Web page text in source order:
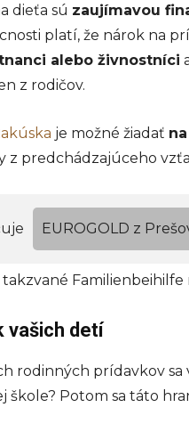
dieťa sú zaujímavou
platí, že nárok na
alebo živnostníci
z rodičov.
je možné žiadať
z predchádzajúceho
EUROGOLD z
takzvané Familienbeihilfe
vašich detí
rodinných prídavkov
škole? Potom sa táto